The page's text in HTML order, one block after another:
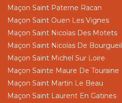
Maçon Saint Paterne Racan
Maçon Saint Ouen Les Vignes
Maçon Saint Nicolas Des Motets
Maçon Saint Nicolas De Bourgueil
Maçon Saint Michel Sur Loire
Maçon Sainte Maure De Touraine
Maçon Saint Martin Le Beau
Maçon Saint Laurent En Gatines